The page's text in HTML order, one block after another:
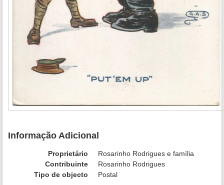
Informação Adicional
Proprietário
Rosarinho Rodrigues e família
Contribuinte
Rosarinho Rodrigues
Tipo de objecto
Postal